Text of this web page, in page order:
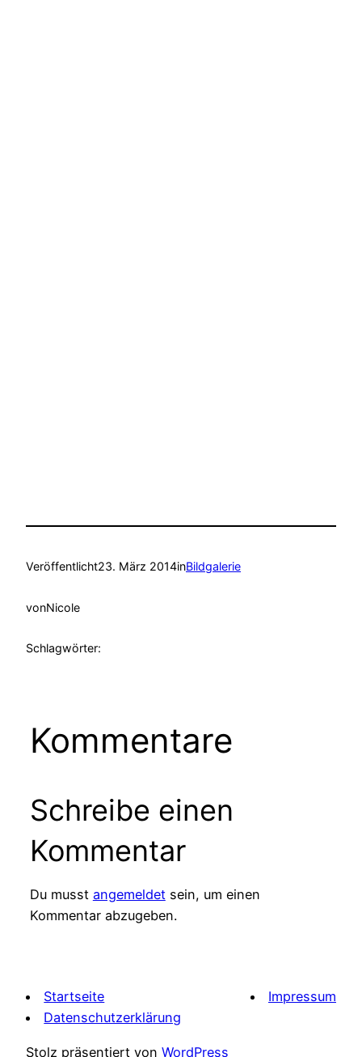
Veröffentlicht23. März 2014inBildgalerie
vonNicole
Schlagwörter:
Kommentare
Schreibe einen
Kommentar
Du musst angemeldetsein, um einen
Kommentar abzugeben.
Startseite
Impressum
Datenschutzerklärung
Stolz präsentiert von WordPress